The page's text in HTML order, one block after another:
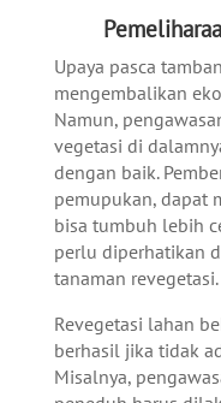
Upaya pasca
mengembalikan
Namun,
vegetasi di
dengan baik.
pemupukan, dapat
bisa tumbuh lebih
perlu diperhatikan
tanaman revegetasi.
Revegetasi lahan
berhasil jika tidak
Misalnya,